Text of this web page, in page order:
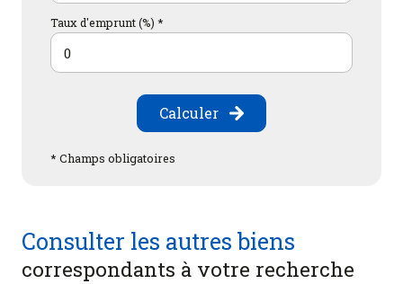
Taux d'emprunt (%) *
Calculer
* Champs obligatoires
Consulter les autres biens
correspondants à votre recherche